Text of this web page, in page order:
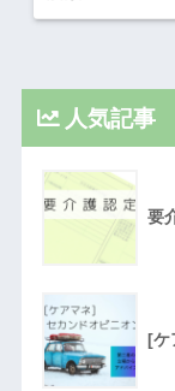
人気記事
要
[ケ